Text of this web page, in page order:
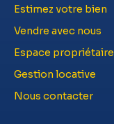
Estimez votre bien
Vendre avec nous
Espace propriétaire
Gestion locative
Nous contacter